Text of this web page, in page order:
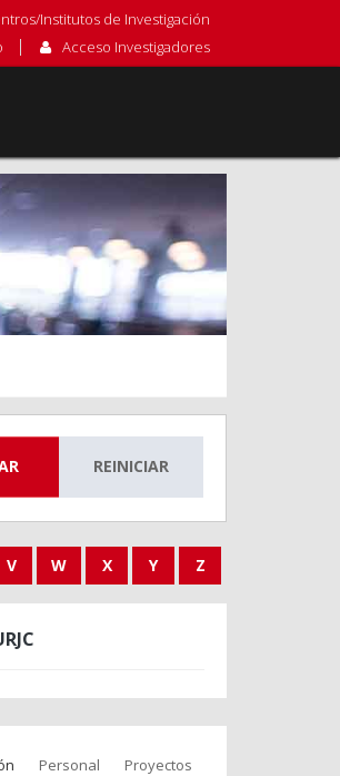
Institutos de Investigación
Acceso Investigadores
REINICIAR
V W X Y Z
Personal Proyectos